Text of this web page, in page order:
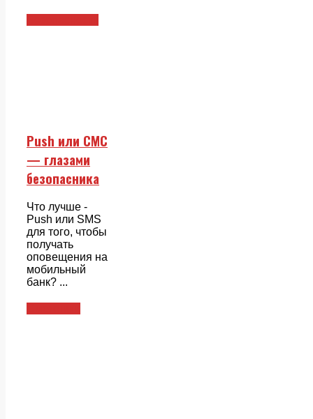
Push или СМС
— глазами
безопасника
Что лучше -
Push или SMS
для того, чтобы
получать
оповещения на
мобильный
банк? ...